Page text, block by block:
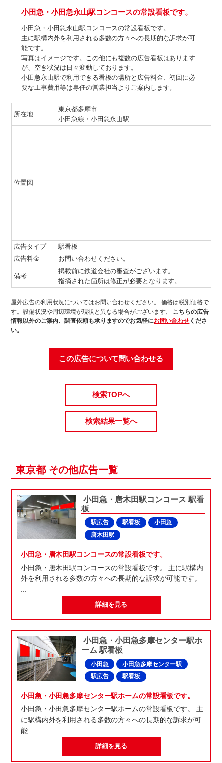
小田急・小田急永山駅コンコースの常設看板です。
小田急・小田急永山駅コンコースの常設看板です。
主に駅構内外を利用される多数の方々への長期的な訴求が可
能です。
写真はイメージです。この他にも複数の広告看板はあります
が、空き状況は日々変動しております。
小田急永山駅で利用できる看板の場所と広告料金、初回に必
要な工事費用等は専任の営業担当よりご案内します。
所在地
東京都多摩市
小田急線・小田急永山駅
位置図
広告タイプ
駅看板
広告料金
お問い合わせください。
備考
掲載前に鉄道会社の審査がございます。
指摘された箇所は修正が必要となります。
屋外広告の利用状況についてはお問い合わせください。
価格は税別価格で
す。設備状況や周辺環境が現状と異なる場合がございます。
こちらの広告
情報以外のご案内、調査依頼も承りますのでお気軽にお問い合わせ くださ
い。
この広告について問い合わせる
検索TOPへ
検索結果一覧へ
東京都 その他広告一覧
小田急・唐木田駅コンコース 駅看
板
駅広告 駅看板
小田急
唐木田駅
小田急・唐木田駅コンコースの常設看板です。
小田急・唐木田駅コンコースの常設看板です。 主に駅構内
外を利用される多数の方々への長期的な訴求が可能です。
詳細を見る
小田急・小田急多摩センター駅ホ
ーム 駅看板
小田急
小田急多摩センター駅
駅広告
駅看板
小田急・小田急多摩センター駅ホームの常設看板です。
小田急・小田急多摩センター駅ホームの常設看板です。 主
に駅構内外を利用される多数の方々への長期的な訴求が可
能...
詳細を見る